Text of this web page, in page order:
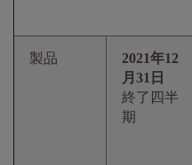
製品
2021年12
月31日
終了四半
期